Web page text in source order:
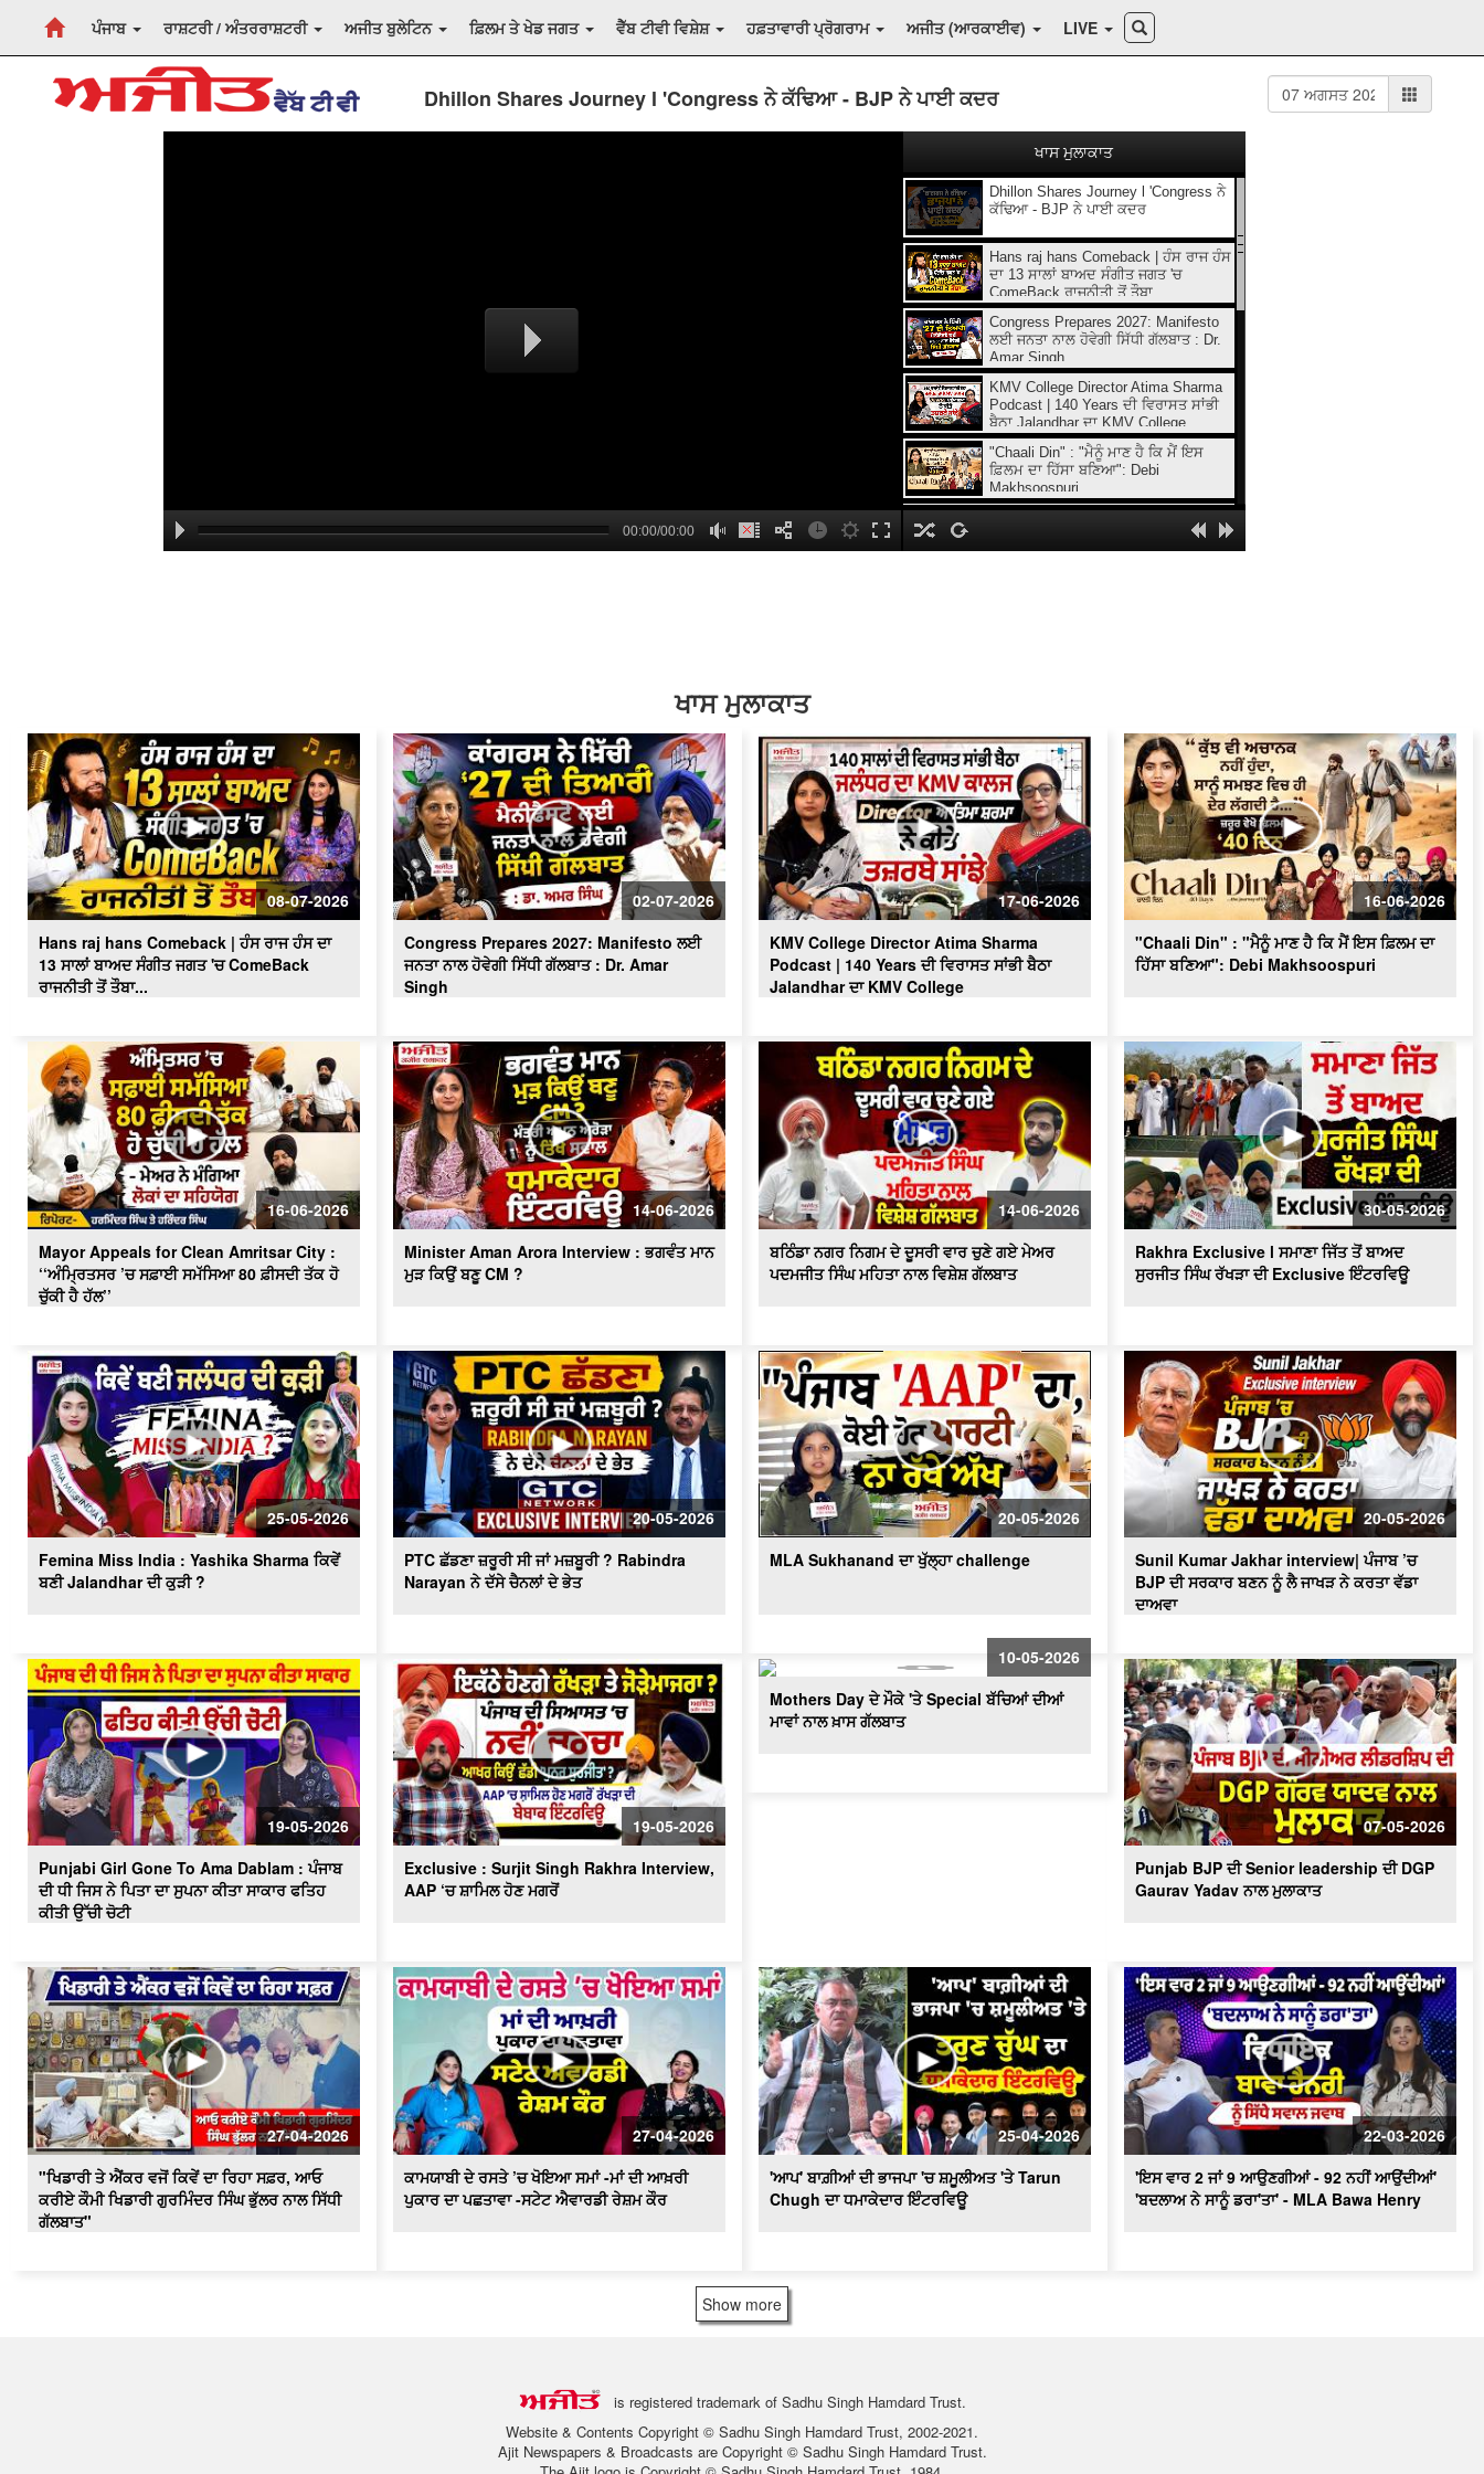
ਪੰਜਾਬ ਰਾਸ਼ਟਰੀ / ਅੰਤਰਰਾਸ਼ਟਰੀ ਅਜੀਤ ਬੁਲੇਟਿਨ ਫ਼ਿਲਮ ਤੇ ਖੇਡ ਜਗਤ ਵੈੱਬ ਟੀਵੀ ਵਿਸ਼ੇਸ਼ ਹਫ਼ਤਾਵਾਰੀ ਪ੍ਰੋਗਰਾਮ ਅਜੀਤ (ਆਰਕਾਈਵ) LIVE
Dhillon Shares Journey l 'Congress ਨੇ ਕੱਢਿਆ - BJP ਨੇ ਪਾਈ ਕਦਰ
Dhillon Shares Journey l 'Congress ਨੇ
ਕੱਢਿਆ - BJP ਨੇ ਪਾਈ ਕਦਰ
Hans raj hans Comeback | ਹੰਸ ਰਾਜ ਹੰਸ
ਦਾ 13 ਸਾਲਾਂ ਬਾਅਦ ਸੰਗੀਤ ਜਗਤ 'ਚ
ComeBack ਰਾਜਨੀਤੀ ਤੋਂ ਤੌਬਾ...
Congress Prepares 2027: Manifesto
ਲਈ ਜਨਤਾ ਨਾਲ ਹੋਵੇਗੀ ਸਿੱਧੀ ਗੱਲਬਾਤ : Dr.
Amar Singh
KMV College Director Atima Sharma
Podcast | 140 Years ਦੀ ਵਿਰਾਸਤ ਸਾਂਭੀ
ਬੈਠਾ Jalandhar ਦਾ KMV College
"Chaali Din" : "ਮੈਨੂੰ ਮਾਣ ਹੈ ਕਿ ਮੈਂ ਇਸ
ਫ਼ਿਲਮ ਦਾ ਹਿੱਸਾ ਬਣਿਆ": Debi
Makhsoospuri
City : ‘‘ਅੰਮ੍ਰਿਤਸਰ ’ਚ ਸਫ਼ਾਈ ਸਮੱਸਿਆ 80
ਫ਼ੀਸਦੀ ਤੱਕ ਹੋ ਚੁੱਕੀ ਹੈ ਹੱਲ’’
ਸੁਰਜੀਤ ਸਿੰਘ ਰੱਖੜਾ ਦੀ Exclusive
ਇੰਟਰਵਿਊ
Femina Miss India : Yashika Sharma
ਕਿਵੇਂ ਬਣੀ Jalandhar ਦੀ ਕੁੜੀ ?
PTC ਛੱਡਣਾ ਜ਼ਰੂਰੀ ਸੀ ਜਾਂ ਮਜ਼ਬੂਰੀ ?
Rabindra Narayan ਨੇ ਦੱਸੇ ਚੈਨਲਾਂ ਦੇ ਭੇਤ
MLA Sukhanand ਦਾ ਖੁੱਲ੍ਹਾ challenge
Sunil Kumar Jakhar interview| ਪੰਜਾਬ ’ਚ
Punjabi Girl Gone To Ama Dablam :
ਪੰਜਾਬ ਦੀ ਧੀ ਜਿਸ ਨੇ ਪਿਤਾ ਦਾ ਸੁਪਨਾ ਕੀਤਾ
ਸਾਕਾਰ ਫਤਿਹ ਕੀਤੀ ਉੱਚੀ ਚੋਟੀ
Exclusive : Surjit Singh Rakhra
Interview, AAP ‘ਚ ਸ਼ਾਮਿਲ ਹੋਣ ਮਗਰੋਂ
Mothers Day ਦੇ ਮੌਕੇ 'ਤੇ Special ਬੱਚਿਆਂ
ਦੀਆਂ ਮਾਵਾਂ ਨਾਲ ਖ਼ਾਸ ਗੱਲਬਾਤ
Punjab BJP ਦੀ Senior leadership ਦੀ
DGP Gaurav Yadav ਨਾਲ ਮੁਲਾਕਾਤ
ਕਾਮਯਾਬੀ ਦੇ ਰਸਤੇ ’ਚ ਖੋਇਆ ਸਮਾਂ -ਮਾਂ ਦੀ
ਆਖ਼ਰੀ ਪੁਕਾਰ ਦਾ ਪਛਤਾਵਾ -ਸਟੇਟ ਐਵਾਰਡੀ
ਰੇਸ਼ਮ ਕੌਰ
'ਆਪ' ਬਾਗ਼ੀਆਂ ਦੀ ਭਾਜਪਾ 'ਚ ਸ਼ਮੂਲੀਅਤ 'ਤੇ
Tarun Chugh ਦਾ ਧਮਾਕੇਦਾਰ ਇੰਟਰਵਿਊ
'ਇਸ ਵਾਰ 2 ਜਾਂ 9 ਆਉਣਗੀਆਂ - 92 ਨਹੀਂ
ਆਉਂਦੀਆਂ' 'ਬਦਲਾਅ ਨੇ ਸਾਨੂੰ ਡਰਾ'ਤਾ' - MLA
Bawa Henry
ਖਾਸ ਮੁਲਾਕਾਤ
00:00/00:00
ਖਾਸ ਮੁਲਾਕਾਤ
08-07-2026
Hans raj hans Comeback | ਹੰਸ ਰਾਜ ਹੰਸ ਦਾ
13 ਸਾਲਾਂ ਬਾਅਦ ਸੰਗੀਤ ਜਗਤ 'ਚ ComeBack
ਰਾਜਨੀਤੀ ਤੋਂ ਤੌਬਾ...
02-07-2026
Congress Prepares 2027: Manifesto ਲਈ
ਜਨਤਾ ਨਾਲ ਹੋਵੇਗੀ ਸਿੱਧੀ ਗੱਲਬਾਤ : Dr. Amar
Singh
17-06-2026
KMV College Director Atima Sharma
Podcast | 140 Years ਦੀ ਵਿਰਾਸਤ ਸਾਂਭੀ ਬੈਠਾ
Jalandhar ਦਾ KMV College
16-06-2026
"Chaali Din" : "ਮੈਨੂੰ ਮਾਣ ਹੈ ਕਿ ਮੈਂ ਇਸ ਫ਼ਿਲਮ ਦਾ
ਹਿੱਸਾ ਬਣਿਆ": Debi Makhsoospuri
16-06-2026
Mayor Appeals for Clean Amritsar City :
‘‘ਅੰਮ੍ਰਿਤਸਰ ’ਚ ਸਫ਼ਾਈ ਸਮੱਸਿਆ 80 ਫ਼ੀਸਦੀ ਤੱਕ ਹੋ
ਚੁੱਕੀ ਹੈ ਹੱਲ’’
14-06-2026
Minister Aman Arora Interview : ਭਗਵੰਤ ਮਾਨ
ਮੁੜ ਕਿਉਂ ਬਣੂ CM ?
14-06-2026
ਬਠਿੰਡਾ ਨਗਰ ਨਿਗਮ ਦੇ ਦੂਸਰੀ ਵਾਰ ਚੁਣੇ ਗਏ ਮੇਅਰ
ਪਦਮਜੀਤ ਸਿੰਘ ਮਹਿਤਾ ਨਾਲ ਵਿਸ਼ੇਸ਼ ਗੱਲਬਾਤ
30-05-2026
Rakhra Exclusive l ਸਮਾਣਾ ਜਿੱਤ ਤੋਂ ਬਾਅਦ
ਸੁਰਜੀਤ ਸਿੰਘ ਰੱਖੜਾ ਦੀ Exclusive ਇੰਟਰਵਿਊ
25-05-2026
Femina Miss India : Yashika Sharma ਕਿਵੇਂ
ਬਣੀ Jalandhar ਦੀ ਕੁੜੀ ?
20-05-2026
PTC ਛੱਡਣਾ ਜ਼ਰੂਰੀ ਸੀ ਜਾਂ ਮਜ਼ਬੂਰੀ ? Rabindra
Narayan ਨੇ ਦੱਸੇ ਚੈਨਲਾਂ ਦੇ ਭੇਤ
20-05-2026
MLA Sukhanand ਦਾ ਖੁੱਲ੍ਹਾ challenge
20-05-2026
Sunil Kumar Jakhar interview| ਪੰਜਾਬ ’ਚ
BJP ਦੀ ਸਰਕਾਰ ਬਣਨ ਨੂੰ ਲੈ ਜਾਖੜ ਨੇ ਕਰਤਾ ਵੱਡਾ
ਦਾਅਵਾ
19-05-2026
Punjabi Girl Gone To Ama Dablam : ਪੰਜਾਬ
ਦੀ ਧੀ ਜਿਸ ਨੇ ਪਿਤਾ ਦਾ ਸੁਪਨਾ ਕੀਤਾ ਸਾਕਾਰ ਫਤਿਹ
ਕੀਤੀ ਉੱਚੀ ਚੋਟੀ
19-05-2026
Exclusive : Surjit Singh Rakhra Interview,
AAP ‘ਚ ਸ਼ਾਮਿਲ ਹੋਣ ਮਗਰੋਂ
10-05-2026
Mothers Day ਦੇ ਮੌਕੇ 'ਤੇ Special ਬੱਚਿਆਂ ਦੀਆਂ
ਮਾਵਾਂ ਨਾਲ ਖ਼ਾਸ ਗੱਲਬਾਤ
07-05-2026
Punjab BJP ਦੀ Senior leadership ਦੀ DGP
Gaurav Yadav ਨਾਲ ਮੁਲਾਕਾਤ
27-04-2026
"ਖਿਡਾਰੀ ਤੇ ਐਂਕਰ ਵਜੋਂ ਕਿਵੇਂ ਦਾ ਰਿਹਾ ਸਫ਼ਰ, ਆਓ
ਕਰੀਏ ਕੌਮੀ ਖਿਡਾਰੀ ਗੁਰਮਿੰਦਰ ਸਿੰਘ ਭੁੱਲਰ ਨਾਲ ਸਿੱਧੀ
ਗੱਲਬਾਤ"
27-04-2026
ਕਾਮਯਾਬੀ ਦੇ ਰਸਤੇ ’ਚ ਖੋਇਆ ਸਮਾਂ -ਮਾਂ ਦੀ ਆਖ਼ਰੀ
ਪੁਕਾਰ ਦਾ ਪਛਤਾਵਾ -ਸਟੇਟ ਐਵਾਰਡੀ ਰੇਸ਼ਮ ਕੌਰ
25-04-2026
'ਆਪ' ਬਾਗ਼ੀਆਂ ਦੀ ਭਾਜਪਾ 'ਚ ਸ਼ਮੂਲੀਅਤ 'ਤੇ Tarun
Chugh ਦਾ ਧਮਾਕੇਦਾਰ ਇੰਟਰਵਿਊ
22-03-2026
'ਇਸ ਵਾਰ 2 ਜਾਂ 9 ਆਉਣਗੀਆਂ - 92 ਨਹੀਂ ਆਉਂਦੀਆਂ'
'ਬਦਲਾਅ ਨੇ ਸਾਨੂੰ ਡਰਾ'ਤਾ' - MLA Bawa Henry
Show more
is registered trademark of Sadhu Singh Hamdard Trust.
Website & Contents Copyright © Sadhu Singh Hamdard Trust, 2002-2021.
Ajit Newspapers & Broadcasts are Copyright © Sadhu Singh Hamdard Trust.